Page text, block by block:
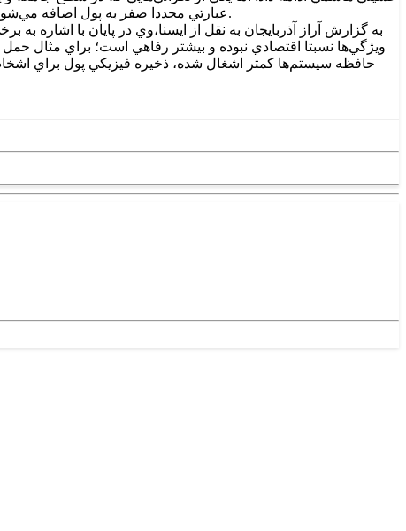
عبارتي مجددا صفر به پول اضافه مي‌شود. بر اين اساس اگر شرايط تورمي به گونه‌اي پيش رود که دوباره صفرها بازگردند پيامدهاي رواني زيادي بر اقتصاد جامعه بر جاي مي‌گذارد.
به گزارش آراز آذربايجان به نقل از ايسنا،وي در پايان با
ويژگي‌ها نسبتا اقتصادي نبوده و بيشتر رفاهي است؛ براي
حافظه سيستم‌ها کمتر اشغال شده، ذخيره فيزيکي پول براي